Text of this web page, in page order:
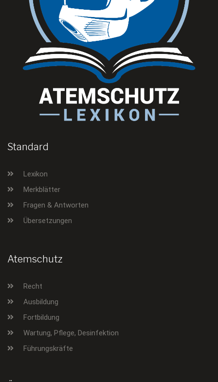
Standard
Lexikon
Merkblätter
Fragen & Antworten
Übersetzungen
Atemschutz
Recht
Ausbildung
Fortbildung
Wartung, Pflege, Desinfektion
Führungskräfte